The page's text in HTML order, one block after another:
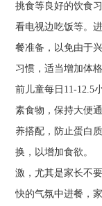
挑食等良好的饮食
看电视边吃饭等。
餐准备，以免由于
习惯，适当增加体
前儿童每日11-12.5
素食物，保持大便
养搭配，防止蛋白
换，以增加食欲。
激，尤其是家长不
快的气氛中进餐，